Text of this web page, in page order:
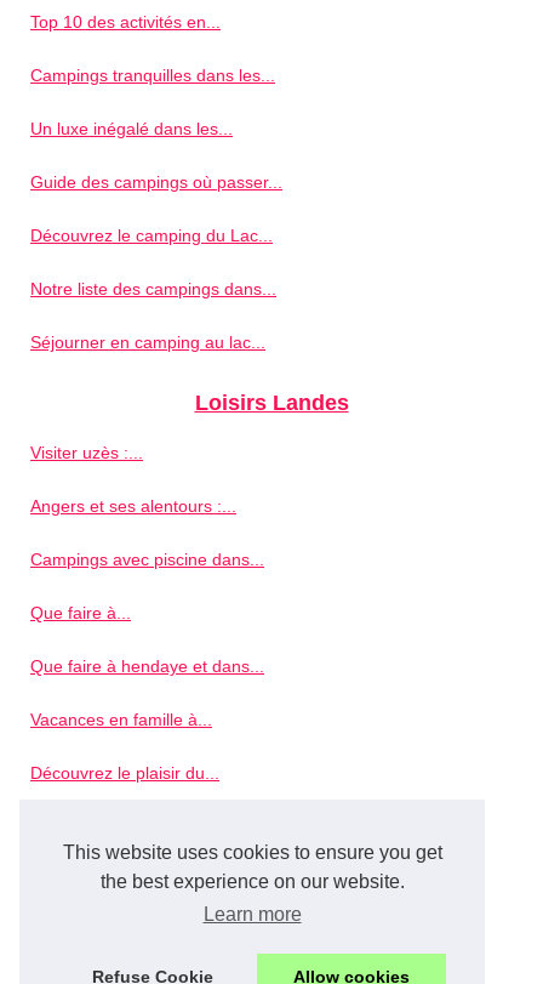
This website uses cookies to ensure you get
the best experience on our website.
Learn more
Refuse Cookie Allow cookies
Top 10 des activités en...
Campings tranquilles dans les...
Un luxe inégalé dans les...
Guide des campings où passer...
Découvrez le camping du Lac...
Notre liste des campings dans...
Séjourner en camping au lac...
Loisirs Landes
Visiter uzès :...
Angers et ses alentours :...
Campings avec piscine dans...
Que faire à...
Que faire à hendaye et dans...
Vacances en famille à...
Découvrez le plaisir du...
Expériences incontournables...